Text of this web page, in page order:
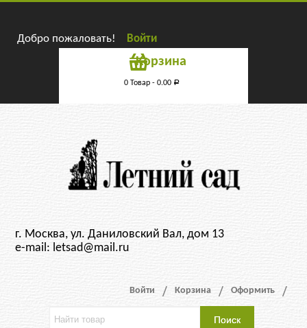
Добро пожаловать! Войти
Корзина
0 Товар - 0.00 Р
г. Москва, ул. Даниловский Вал, дом 13
e-mail: letsad@mail.ru
Войти Корзина Оформить